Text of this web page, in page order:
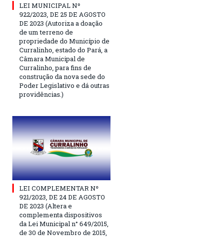
LEI MUNICIPAL Nº
922/2023, DE 25 DE AGOSTO
DE 2023 (Autoriza a doação
de um terreno de
propriedade do Município de
Curralinho, estado do Pará, a
Câmara Municipal de
Curralinho, para fins de
construção da nova sede do
Poder Legislativo e dá outras
providências.)
LEI COMPLEMENTAR Nº
921/2023, DE 24 DE AGOSTO
DE 2023 (Altera e
complementa dispositivos
da Lei Municipal n° 649/2015,
de 30 de Novembro de 2015,